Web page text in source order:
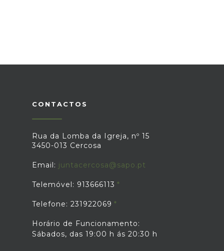
CONTACTOS
Rua da Lomba da Igreja, nº 15
3450-013 Cercosa
Email: juntacercosa@sapo.pt
Telemóvel: 913666113
Telefone: 231922069
Horário de Funcionamento:
Sábados, das 19:00 h ás 20:30 h